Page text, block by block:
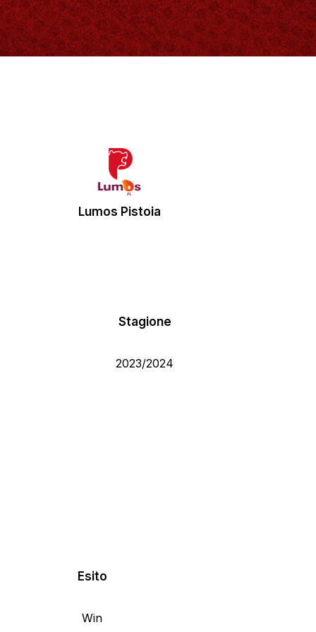
Lumos Pistoia
Stagione
2023/2024
Esito
Win